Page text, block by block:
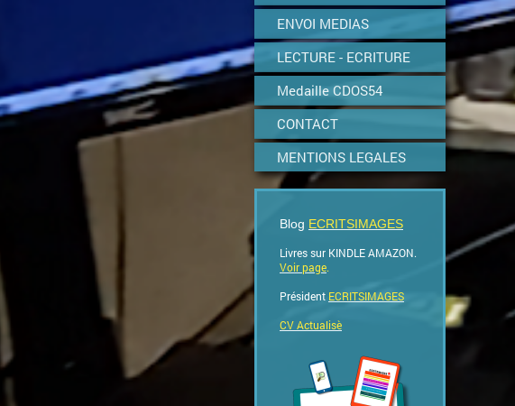
ENVOI MEDIAS
LECTURE - ECRITURE
Medaille CDOS54
CONTACT
MENTIONS LEGALES
Blog ECRITSIMAGES
Livres sur KINDLE AMAZON.
Voir page.
Président ECRITSIMAGES
CV Actualisè